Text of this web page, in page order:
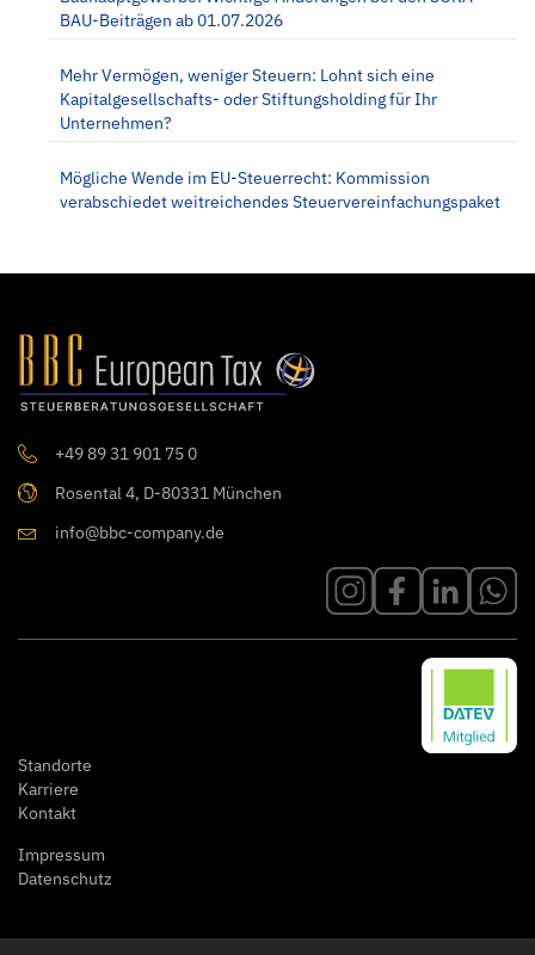
BAU-Beiträgen ab 01.07.2026
Mehr Vermögen, weniger Steuern: Lohnt sich eine
Kapitalgesellschafts- oder Stiftungsholding für Ihr
Unternehmen?
Mögliche Wende im EU-Steuerrecht: Kommission
verabschiedet weitreichendes Steuervereinfachungspaket
+49 89 31 901 75 0
Rosental 4, D-80331 München
info@bbc-company.de
Standorte
Karriere
Kontakt
Impressum
Datenschutz